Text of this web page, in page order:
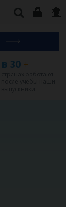
в 30+